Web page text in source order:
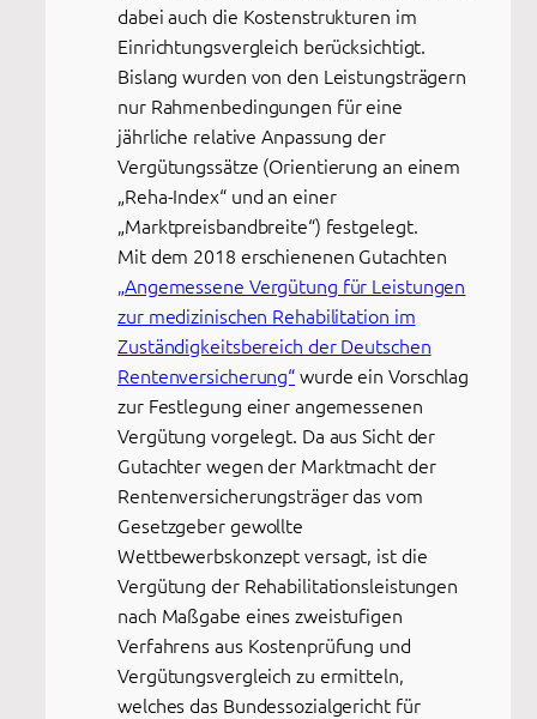
dabei auch die Kostenstrukturen im
Einrichtungsvergleich berücksichtigt.
Bislang wurden von den Leistungsträgern
nur Rahmenbedingungen für eine
jährliche relative Anpassung der
Vergütungssätze (Orientierung an einem
„Reha-Index“ und an einer
„Marktpreisbandbreite“) festgelegt.
Mit dem 2018 erschienenen Gutachten
„Angemessene Vergütung für Leistungen
zur medizinischen Rehabilitation im
Zuständigkeitsbereich der Deutschen
Rentenversicherung“wurde ein Vorschlag
zur Festlegung einer angemessenen
Vergütung vorgelegt. Da aus Sicht der
Gutachter wegen der Marktmacht der
Rentenversicherungsträger das vom
Gesetzgeber gewollte
Wettbewerbskonzept versagt, ist die
Vergütung der Rehabilitationsleistungen
nach Maßgabe eines zweistufigen
Verfahrens aus Kostenprüfung und
Vergütungsvergleich zu ermitteln,
welches das Bundessozialgericht für